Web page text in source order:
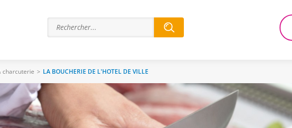
charcuterie > LA BOUCHERIE DE L'HOTEL DE VILLE